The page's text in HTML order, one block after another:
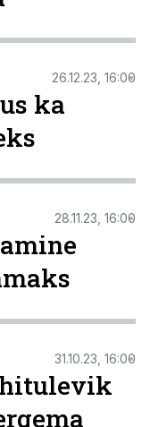
26.12.23, 16:00
ka
28.11.23, 16:00
31.10.23, 16:00